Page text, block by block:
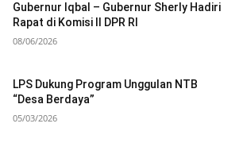
Gubernur Iqbal – Gubernur Sherly Hadiri
Rapat di Komisi II DPR RI
08/06/2026
LPS Dukung Program Unggulan NTB
“Desa Berdaya”
05/03/2026